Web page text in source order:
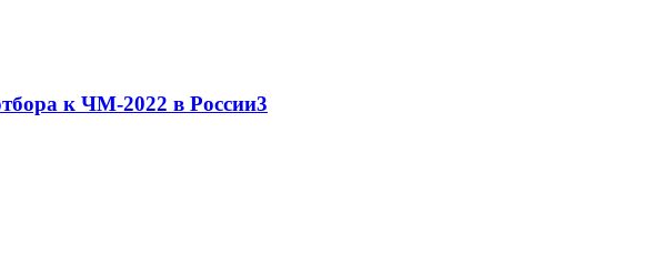
к ЧМ-2022 в России3